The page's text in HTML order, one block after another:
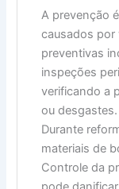
A prevenção
causados por
preventivas
inspeções
verificando a
ou
Durante
materiais de
Controle da